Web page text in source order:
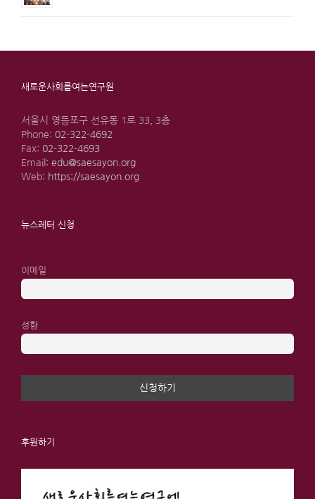
새로운사회를여는연구원
서울시 영등포구 선유동 1로 33, 3층
Phone: 02-322-4692
Fax: 02-322-4693
Email: edu@saesayon.org
Web: https://saesayon.org
뉴스레터 신청
이메일
성함
후원하기